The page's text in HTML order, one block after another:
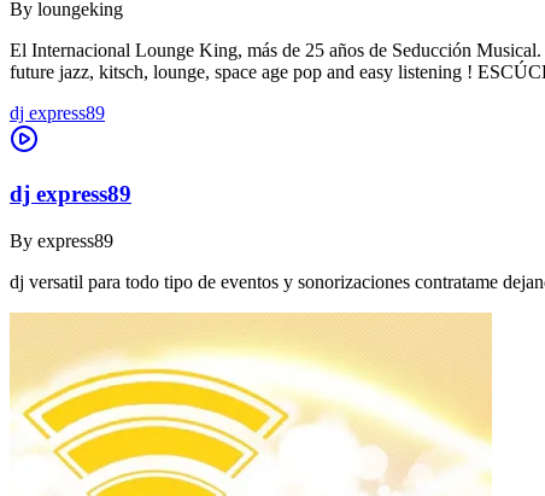
By loungeking
El Internacional Lounge King, más de 25 años de Seducción Musical.
future jazz, kitsch, lounge, space age pop and easy listening !
dj express89
dj express89
By express89
dj versatil para todo tipo de eventos y sonorizaciones contratame